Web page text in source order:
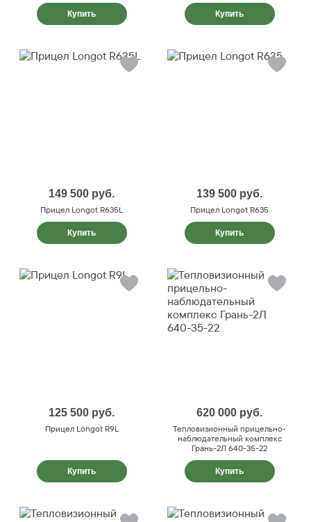
Купить Купить
149 500 руб.
Прицел Longot R635L
Купить
139 500 руб.
Прицел Longot R635
Купить
125 500 руб.
Прицел Longot R9L
Купить
620 000 руб.
Тепловизионный прицельно-
наблюдательный комплекс
Грань-2Л 640-35-22
Купить